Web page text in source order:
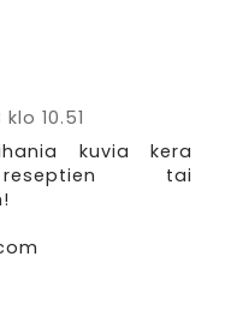
10.51
kuvia kera
reseptien tai